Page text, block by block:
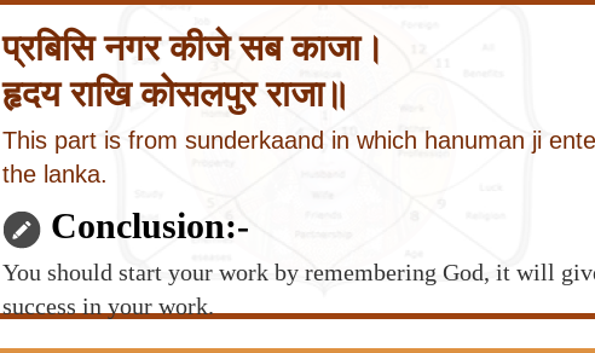
प्रबिसि नगर कीजे सब काजा।
हृदय राखि कोसलपुर राजा॥
This part is from sunderkaand in which hanuman ji
the lanka.
Conclusion:-
You should start your work by remembering God, it will
success in your work.